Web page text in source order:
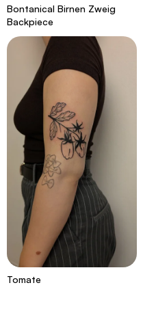
Bontanical Birnen Zweig
Backpiece
Tomate